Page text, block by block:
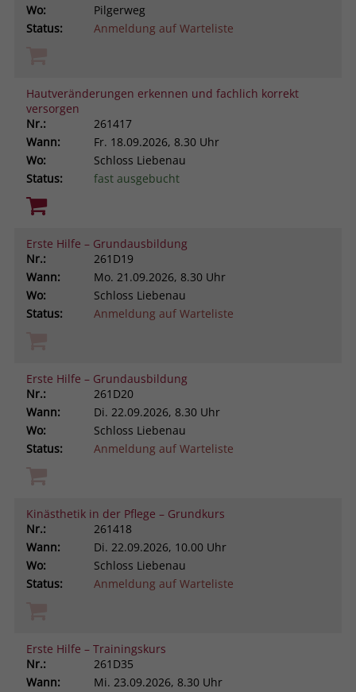
Wo:
Pilgerweg
Status:
Anmeldung auf Warteliste
Hautveränderungen erkennen und fachlich korrekt
versorgen
Nr.:
261417
Wann:
Fr. 18.09.2026, 8.30 Uhr
Wo:
Schloss Liebenau
Status:
fast ausgebucht
Erste Hilfe – Grundausbildung
Nr.:
261D19
Wann:
Mo. 21.09.2026, 8.30 Uhr
Wo:
Schloss Liebenau
Status:
Anmeldung auf Warteliste
Erste Hilfe – Grundausbildung
Nr.:
261D20
Wann:
Di. 22.09.2026, 8.30 Uhr
Wo:
Schloss Liebenau
Status:
Anmeldung auf Warteliste
Kinästhetik in der Pflege – Grundkurs
Nr.:
261418
Wann:
Di. 22.09.2026, 10.00 Uhr
Wo:
Schloss Liebenau
Status:
Anmeldung auf Warteliste
Erste Hilfe – Trainingskurs
Nr.:
261D35
Wann:
Mi. 23.09.2026, 8.30 Uhr